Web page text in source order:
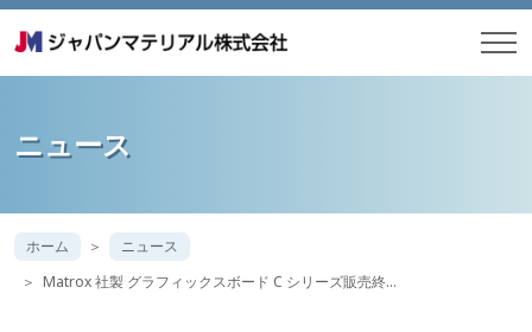
ニュース
ホーム
ニュース
Matrox 社製 グラフィックスボード C シリーズ販売終…